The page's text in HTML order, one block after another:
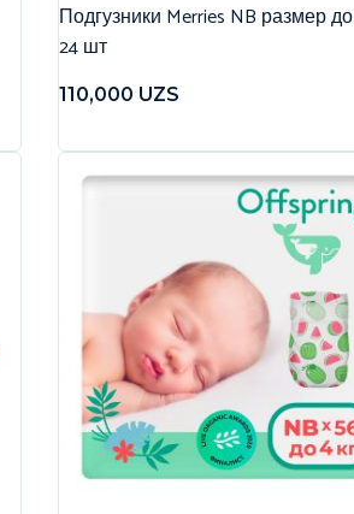
Подгузники Merries NB размер до
24 шт
110,000 UZS